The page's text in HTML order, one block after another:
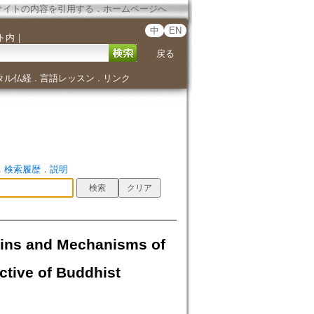
イトの内容を引用する ． ホームページへ
内 ｜
中 EN
戻る
ル仏経． 言語レッスン ． リンク
検索履歴． 説明
and Mechanisms of
of Buddhist